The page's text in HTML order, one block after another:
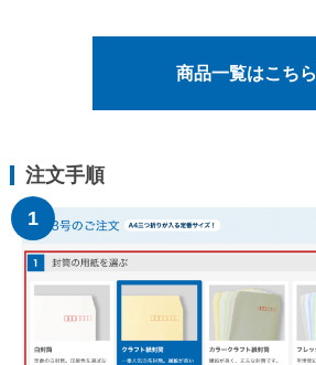
洋形2号タテ
長形4号
長形4号窓付き
洋形4号タテ
洋形4号タテ窓付き
商品一覧はこちら
注文手順